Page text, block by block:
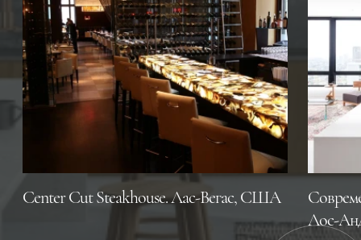
Center Cut Steakhouse. Лас-Вегас, CША
Лос-